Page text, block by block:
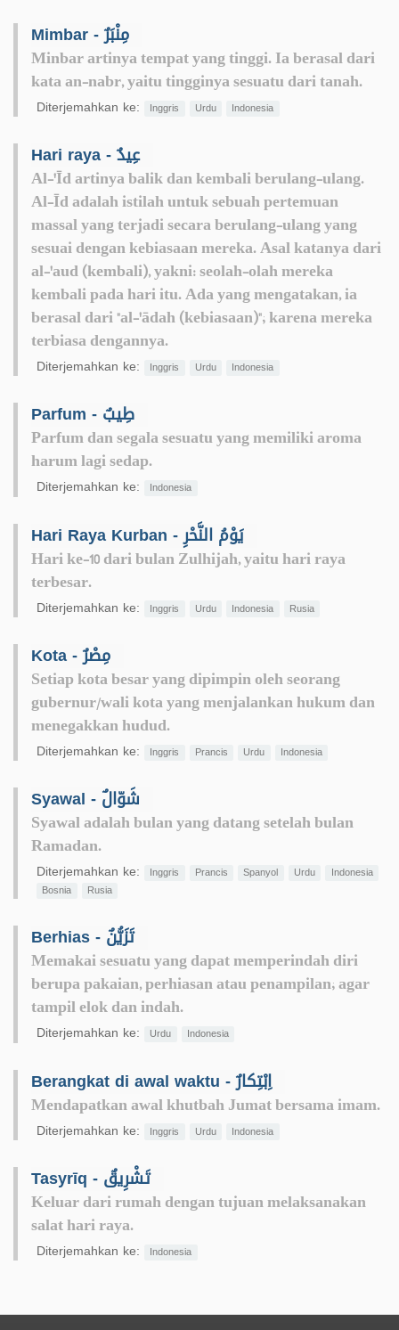
Mimbar - مِنْبَرٌ
Minbar artinya tempat yang tinggi. Ia berasal dari
kata an-nabr, yaitu tingginya sesuatu dari tanah.
Diterjemahkan ke: Inggris Urdu Indonesia
Hari raya - عِيدٌ
Al-'Īd artinya balik dan kembali berulang-ulang.
Al-Īd adalah istilah untuk sebuah pertemuan
massal yang terjadi secara berulang-ulang yang
sesuai dengan kebiasaan mereka. Asal katanya dari
al-'aud (kembali), yakni: seolah-olah mereka
kembali pada hari itu. Ada yang mengatakan, ia
berasal dari "al-'ādah (kebiasaan)"; karena mereka
terbiasa dengannya.
Diterjemahkan ke: Inggris Urdu Indonesia
Parfum - طِيبٌ
Parfum dan segala sesuatu yang memiliki aroma
harum lagi sedap.
Diterjemahkan ke: Indonesia
Hari Raya Kurban - يَوْمُ النَّحْرِ
Hari ke-10 dari bulan Zulhijah, yaitu hari raya
terbesar.
Diterjemahkan ke: Inggris Urdu Indonesia Rusia
Kota - مِصْرٌ
Setiap kota besar yang dipimpin oleh seorang
gubernur/wali kota yang menjalankan hukum dan
menegakkan hudud.
Diterjemahkan ke: Inggris Prancis Urdu Indonesia
Syawal - شَوّالٌ
Syawal adalah bulan yang datang setelah bulan
Ramadan.
Diterjemahkan ke: Inggris Prancis Spanyol Urdu
Indonesia
Bosnia
Rusia
Berhias - تَزَيُّنٌ
Memakai sesuatu yang dapat memperindah diri
berupa pakaian, perhiasan atau penampilan; agar
tampil elok dan indah.
Diterjemahkan ke: Urdu Indonesia
Berangkat di awal waktu - اِبْتِكارٌ
Mendapatkan awal khutbah Jumat bersama imam.
Diterjemahkan ke: Inggris Urdu Indonesia
Tasyrīq - تَشْرِيقٌ
Keluar dari rumah dengan tujuan melaksanakan
salat hari raya.
Diterjemahkan ke: Indonesia